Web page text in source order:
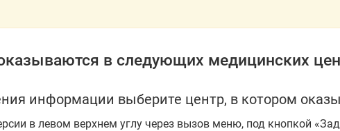
в следующих медицинских
информации выберите центр, в котором
в левом верхнем углу через вызов меню, под кнопкой